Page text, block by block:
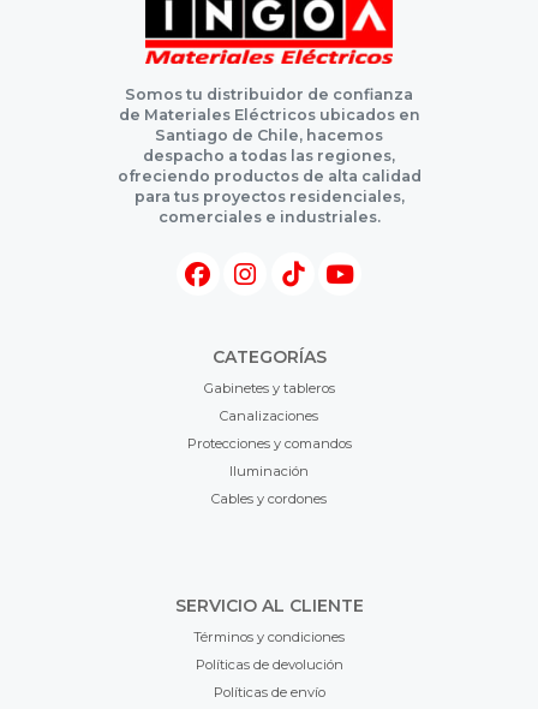
Somos tu distribuidor de confianza
de Materiales Eléctricos ubicados en
Santiago de Chile, hacemos
despacho a todas las regiones,
ofreciendo productos de alta calidad
para tus proyectos residenciales,
comerciales e industriales.
CATEGORÍAS
Gabinetes y tableros
Canalizaciones
Protecciones y comandos
Iluminación
Cables y cordones
SERVICIO AL CLIENTE
Términos y condiciones
Políticas de devolución
Políticas de envío